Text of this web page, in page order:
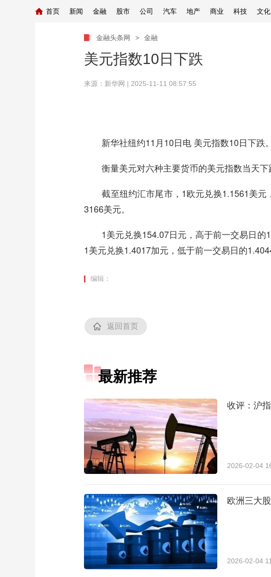
首页 新闻 金融 股市 公司 汽车 地产 商业 科技 文化
金融头条网 > 金融
美元指数10日下跌
来源：新华网 | 2025-11-11 08:57:55
新华社纽约11月10日电 美元指数10日下跌。
衡量美元对六种主要货币的美元指数当天下
截至纽约汇市尾市，1欧元兑换1.1561美元
3166美元。
1美元兑换154.07日元，高于前一交易日的
1美元兑换1.4017加元，低于前一交易日的
编辑：
返回首页
最新推荐
收评：沪
2026-02-04
欧洲三大
2026-02-04